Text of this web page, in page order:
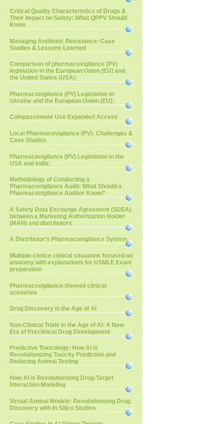
Critical Quality Characteristics of Drugs &
Their Impact on Safety: What QPPV Should
Know
Managing Antibiotic Resistance: Case
Studies & Lessons Learned
Comparison of pharmacovigilance (PV)
legislation in the European Union (EU) and
the United States (USA):
Pharmacovigilance (PV) Legislation in
Ukraine and the European Union (EU):
Compassionate Use Expanded Access
Local Pharmacovigilance (PV): Challenges &
Case Studies
Pharmacovigilance (PV) Legislation in the
USA and India:
Methodology of Conducting a
Pharmacovigilance Audit: What Should a
Pharmacovigilance Auditor Know?
A Safety Data Exchange Agreement (SDEA)
between a Marketing Authorization Holder
(MAH) and distributors
A Distributor’s Pharmacovigilance System
Multiple-choice clinical situations focused on
anatomy with explanations for USMLE Exam
preparation
Pharmacovigilance-themed clinical
scenarios
Drug Discovery in the Age of AI
Non-Clinical Trials in the Age of AI: A New
Era of Preclinical Drug Development
Predictive Toxicology: How AI is
Revolutionizing Toxicity Prediction and
Reducing Animal Testing
How AI is Revolutionizing Drug-Target
Interaction Modeling
Virtual Animal Models: Revolutionizing Drug
Discovery with In Silico Studies